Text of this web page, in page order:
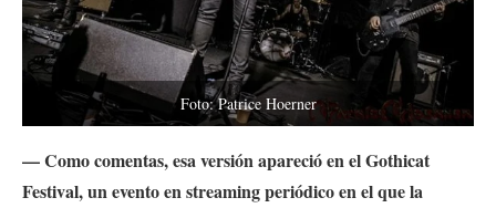
Foto: Patrice Hoerner
— Como comentas, esa versión apareció en el Gothicat
Festival, un evento en streaming periódico en el que la